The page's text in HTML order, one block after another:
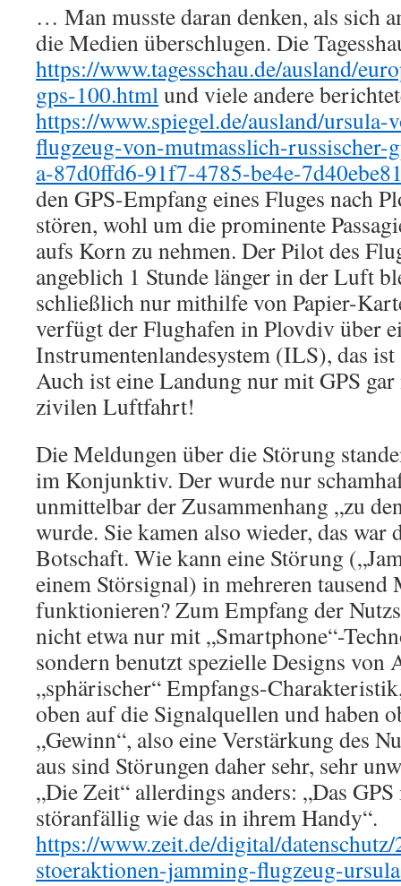
… Man musste daran denken, als sich
die Medien überschlugen. Die
https://www.tagesschau.de/ausland/
gps-100.htmlund viele andere
https://www.spiegel.de/ausland/ursula-
flugzeug-von-mutmasslich-russischer-
a-87d0ffd6-91f7-4785-be4e-
den GPS-Empfang eines Fluges nach
stören, wohl um die prominente
aufs Korn zu nehmen. Der Pilot des
angeblich 1 Stunde länger in der Luft
schließlich nur mithilfe von Papier-
verfügt der Flughafen in Plovdiv über
Instrumentenlandesystem (ILS), das
Auch ist eine Landung nur mit GPS
zivilen Luftfahrt!
Die Meldungen über die Störung
im Konjunktiv. Der wurde nur
unmittelbar der Zusammenhang „zu
wurde. Sie kamen also wieder, das war
Botschaft. Wie kann eine Störung
einem Störsignal) in mehreren tausend
funktionieren? Zum Empfang der
nicht etwa nur mit „Smartphone“-
sondern benutzt spezielle Designs von
„sphärischer“ Empfangs-
oben auf die Signalquellen und haben
„Gewinn“, also eine Verstärkung des
aus sind Störungen daher sehr, sehr
„Die Zeit“ allerdings anders: „Das
störanfällig wie das in ihrem Handy“.
https://www.zeit.de/digital/
stoeraktionen-jamming-flugzeug-